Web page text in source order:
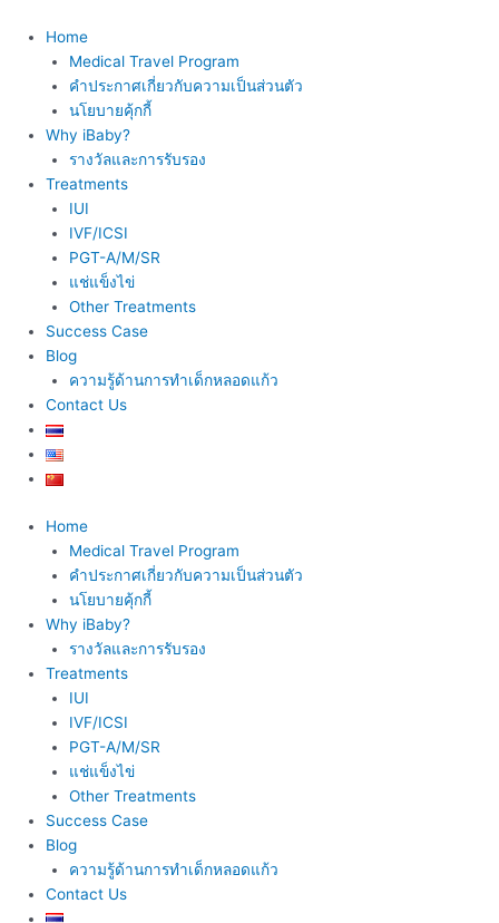
content
Home
Medical Travel Program
คำประกาศเกี่ยวกับความเป็นส่วนตัว
นโยบายคุ้กกี้
Why iBaby?
รางวัลและการรับรอง
Treatments
IUI
IVF/ICSI
PGT-A/M/SR
แช่แข็งไข่
Other Treatments
Success Case
Blog
ความรู้ด้านการทำเด็กหลอดแก้ว
Contact Us
Home
Medical Travel Program
คำประกาศเกี่ยวกับความเป็นส่วนตัว
นโยบายคุ้กกี้
Why iBaby?
รางวัลและการรับรอง
Treatments
IUI
IVF/ICSI
PGT-A/M/SR
แช่แข็งไข่
Other Treatments
Success Case
Blog
ความรู้ด้านการทำเด็กหลอดแก้ว
Contact Us